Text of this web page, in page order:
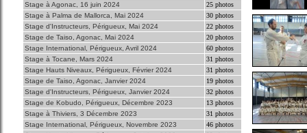
Stage à Agonac, 16 juin 2024
25 photos
Stage à Palma de Mallorca, Mai 2024
30 photos
Stage d'Instructeurs, Périgueux, Mai 2024
22 photos
Stage de Taiso, Agonac, Mai 2024
20 photos
Stage International, Périgueux, Avril 2024
60 photos
Stage à Tocane, Mars 2024
31 photos
Stage Hauts Niveaux, Périgueux, Février 2024
31 photos
Stage de Taiso, Agonac, Janvier 2024
19 photos
Stage d'Instructeurs, Périgueux, Janvier 2024
32 photos
Stage de Kobudo, Périgueux, Décembre 2023
13 photos
Stage à Thiviers, 3 Décembre 2023
31 photos
Stage International, Périgueux, Novembre 2023
46 photos